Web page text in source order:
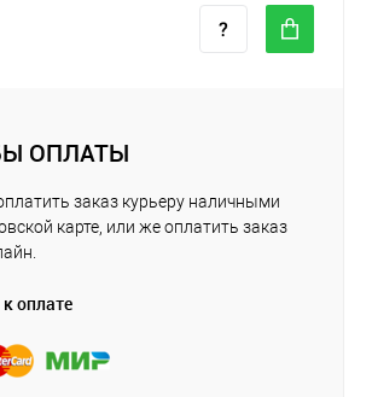
ОПЛАТЫ
заказ курьеру наличными
карте, или же оплатить заказ
оплате